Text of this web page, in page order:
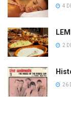
4
2
26